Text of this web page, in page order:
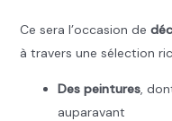
Ce sera l’occasion de
à travers une sélection
Des peintures,
auparavant